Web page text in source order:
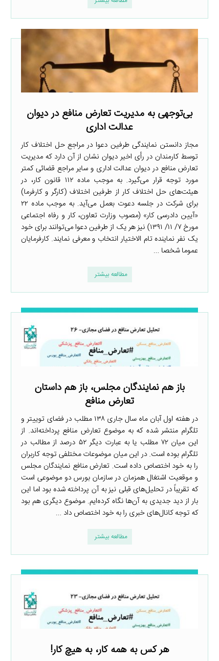
بی‌توجهی به مدیریت تعارض منافع در دیوان
عدالت اداری
مجاز دانستن نمایندگی طرفین دعوا در مراجع حل اختلاف کار
توسط کارمندان در رأی اخیر دیوان نشان از آن دارد که مدیریت
تعارض منافع در دیوان عدالت اداری و سایر مراجع قضائی کمتر
مورد توجه قرار می‌گیرد. به موجب ماده ۱۱۲ قانون کار، در
هیئت‌های حل اختلاف کار از طرفین اختلاف (کارگر و کارفرما)
برای شرکت در جلسه دعوت بعمل می‌آید. به موجب ماده ۲۲
«آیین دادرسی کار» (مصوب وزارت تعاون، کار و رفاه اجتماعی
مورخ ۷/ ۱۱/ ۱۳۹۱) نیز هر یک از طرفین دعوا می‌توانند برای خود
یک نفر نماینده تام الاختیار انتخاب و معرفی نمایند. کارفرمایان
عموما شخصا ...
مطالعه بیشتر
باز هم نمایندگان مجلس، باز هم داستان
تعارض منافع
در هفته اول آبان ماه سال جاری ۱۳۸ مطلب در فضای توییتر و
تلگرام منتشر شده که به موضوع تعارض منافع پرداخته‌اند. از
این میان ۷۲ مطلب یا به عبارت دیگر ۵۲ درصد از مطالب در
تلگرام بوده است. در این میان موضوعات مختلفی توجه کاربران
را به خود اختصاص داده است. تعارض منافع نمایندگان مجلس
و موقعیت اشتغال همزمان در سازمان بورس دو موضوعی است
که تقریباً در تحلیل‌های قبلی نیز به آن پرداخته شده بود اما این
بار از دید جدیدی به آن‌ها نگاه کرده‌ایم. موضوع دیگری هم بود
که توجه کانال‌های خبری را به خود اختصاص داد ...
مطالعه بیشتر
هر کس به همه کار، به هیچ کار!